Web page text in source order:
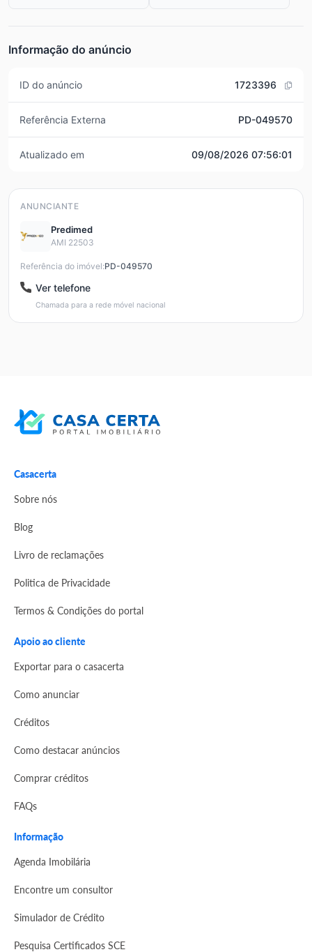
Informação do anúncio
ID do anúncio 1723396
Referência Externa PD-049570
Atualizado em 09/08/2026 07:56:01
ANUNCIANTE
Predimed
AMI 22503
Referência do imóvel:PD-049570
Ver telefone
Chamada para a rede móvel nacional
Casacerta
Sobre nós
Blog
Livro de reclamações
Politica de Privacidade
Termos & Condições do portal
Apoio ao cliente
Exportar para o casacerta
Como anunciar
Créditos
Como destacar anúncios
Comprar créditos
FAQs
Informação
Agenda Imobilária
Encontre um consultor
Simulador de Crédito
Pesquisa Certificados SCE